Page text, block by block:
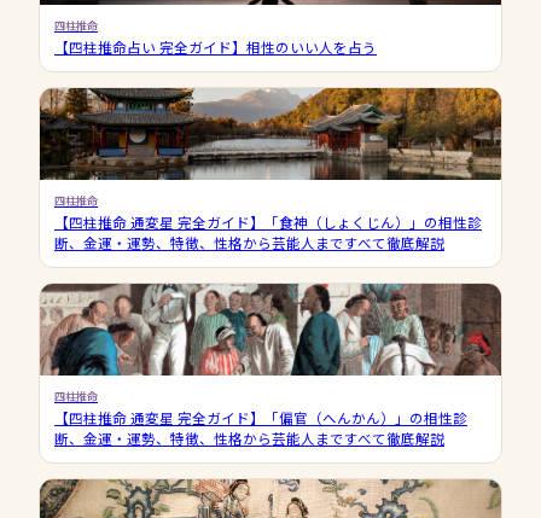
四柱推命
【四柱推命占い 完全ガイド】相性のいい人を占う
四柱推命
【四柱推命 通変星 完全ガイド】「食神（しょくじん）」の相性診
断、金運・運勢、特徴、性格から芸能人まですべて徹底解説
四柱推命
【四柱推命 通変星 完全ガイド】「偏官（へんかん）」の相性診
断、金運・運勢、特徴、性格から芸能人まですべて徹底解説